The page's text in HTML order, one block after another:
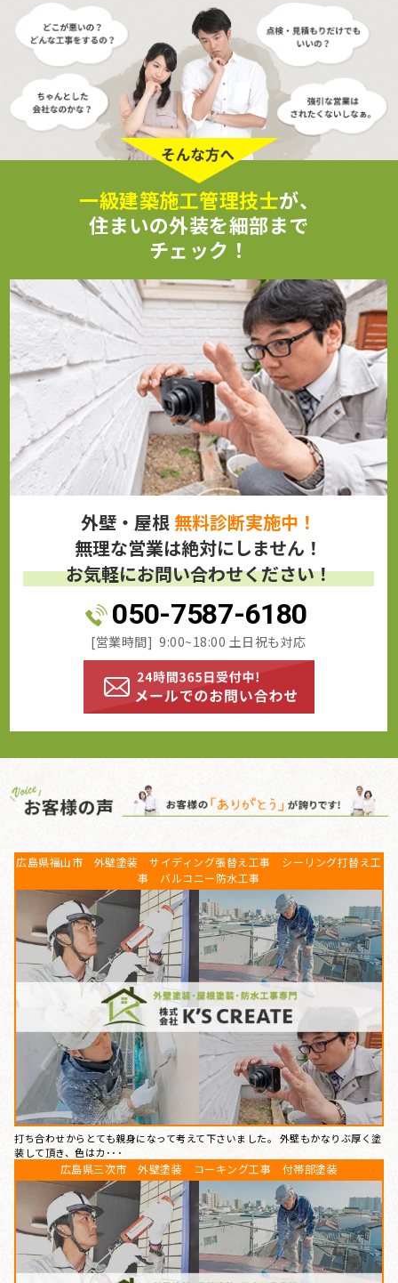
一級建築施工管理技士が、
住まいの外装を細部まで
チェック！
外壁・屋根 無料診断実施中！
無理な営業は絶対にしません！
お気軽にお問い合わせください！
050-7587-6180
[営業時間] 9:00~18:00 土日祝も対応
広島県福山市 外壁塗装 サイディング張替え工事 シーリング打替え工
事 バルコニー防水工事
打ち合わせからとても親身になって考えて下さいました。 外壁もかなりぶ厚く塗
装して頂き、色はカ･･･
広島県三次市 外壁塗装 コーキング工事 付帯部塗装